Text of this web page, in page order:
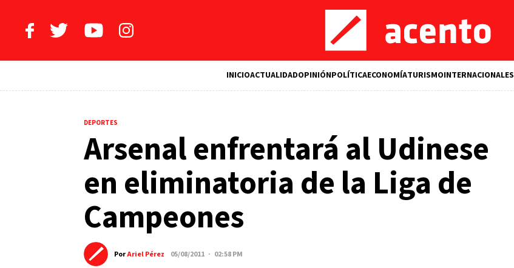
INICIOACTUALIDADOPINIÓNPOLÍTICAECONOMÍATURISMOINTERNACIONALES
DEPORTES
Arsenal enfrentará al Udinese
en eliminatoria de la Liga de
Campeones
PorAriel Pérez 05/08/2011 · 02:58 PM